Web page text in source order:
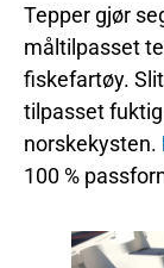
Tepper gjør
måltilpasset
fiskefartøy.
tilpasset
norskekysten.
100 %